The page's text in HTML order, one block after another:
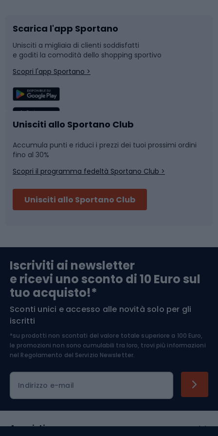
Bushcraft
Corsa
Sport di squadra
Caschi da ciclismo
Skitouring
Abbigliamento da escursionismo
Slitte e slittini
Snowboard
Camminata nordica
Nuoto
Pattinaggio
Componenti per biciclette
Arrampicata
Medicina dello sport
Abbigliamento ciclistico
Scarica l'app Sportano
Unisciti a migliaia di clienti soddisfatti
e goditi la comodità dello shopping sportivo
Scopri l'app Sportano >
Unisciti allo Sportano Club
Accumula punti e riduci i prezzi dei tuoi prossimi ordini
fino al 30%
Scopri il programma fedeltà Sportano Club >
Unisciti allo Sportano Club
Iscriviti ai newsletter
e ricevi uno sconto di 10 Euro sul
tuo acquisto!*
Sconti unici e accesso alle novità solo per gli
iscritti
*su prodotti non scontati del valore totale superiore a 100 Euro,
le promozioni non sono cumulabili tra loro, trovi più informazioni
nel Regolamento del Servizio Newsletter.
Indirizzo e-mail
Acquisti